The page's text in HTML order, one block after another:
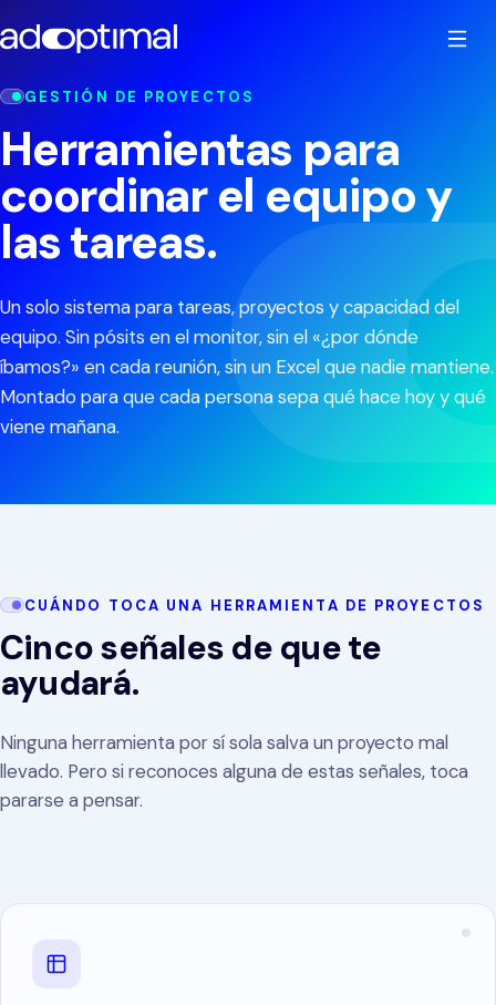
Cómo trabajamos
EMPIECE GRATIS
Test de madurez digital
Calculadora de trabajo manual
E-book: Por dónde se escapa el dinero
Estrategia digital
Gestión de programa
DESARROLLO E IMPLEMENTACIÓN
Desarrollo a medida
Integración de sistemas
Soluciones
SISTEMAS CONCRETOS
Sistemas CRM
Sistemas de RRHH
MS 365 para empresas
Gestión de proyectos
Software de helpdesk
INTEGRACIÓN Y DESARROLLO
Integración API
IA para empresas
Sectores
SERVICIOS PROFESIONALES
Agencias de marketing
Despachos de abogados
INDUSTRIA Y LOGÍSTICA
Fabricación
Casos de éxito
GESTIÓN DE PROYECTOS
Herramientas para
coordinar el equipo y
las tareas.
Un solo sistema para tareas, proyectos y capacidad del
equipo. Sin pósits en el monitor, sin el «¿por dónde
íbamos?» en cada reunión, sin un Excel que nadie mantiene.
Montado para que cada persona sepa qué hace hoy y qué
viene mañana.
CUÁNDO TOCA UNA HERRAMIENTA DE PROYECTOS
Cinco señales de que te
ayudará.
Ninguna herramienta por sí sola salva un proyecto mal
llevado. Pero si reconoces alguna de estas señales, toca
pararse a pensar.